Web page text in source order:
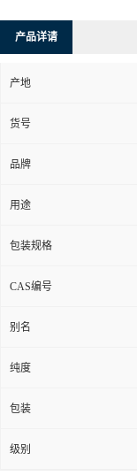
产品详请
产地
货号
品牌
用途
包装规格
CAS编号
别名
纯度
包装
级别